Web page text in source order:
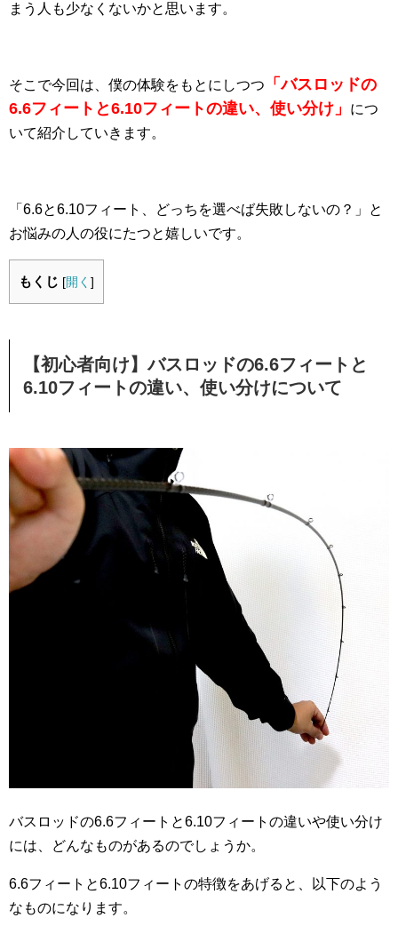
まう人も少なくないかと思います。
そこで今回は、僕の体験をもとにしつつ
「バスロッドの
6.6フィートと6.10フィートの違い、使い分け」
につ
いて紹介していきます。
「6.6と6.10フィート、どっちを選べば失敗しないの？」と
お悩みの人の役にたつと嬉しいです。
もくじ [開く ]
【初心者向け】バスロッドの6.6フィートと
6.10フィートの違い、使い分けについて
バスロッドの6.6フィートと6.10フィートの違いや使い分け
には、どんなものがあるのでしょうか。
6.6フィートと6.10フィートの特徴をあげると、以下のよう
なものになります。